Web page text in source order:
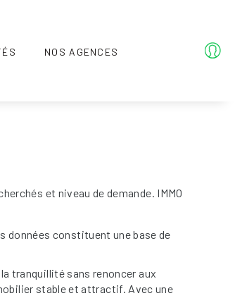
NOS AGENCES
et niveau de demande. IMMO
données constituent une base de
tranquillité sans renoncer aux
stable et attractif. Avec une